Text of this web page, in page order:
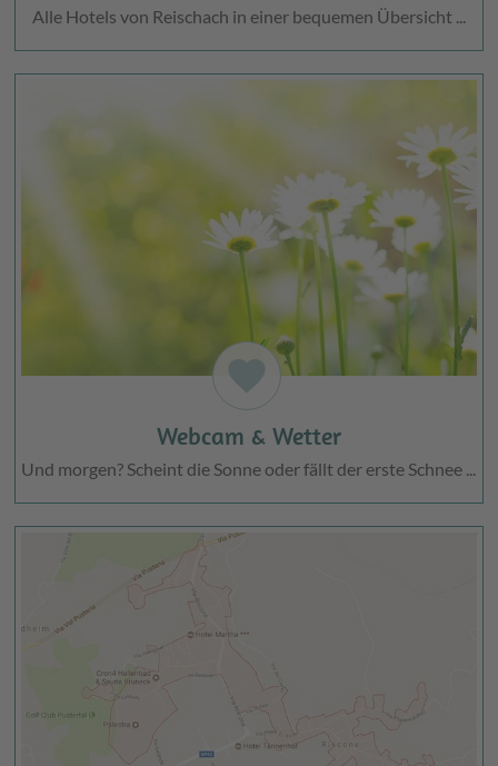
Alle Hotels von Reischach in einer bequemen Übersicht ...
favorite
Webcam & Wetter
Und morgen? Scheint die Sonne oder fällt der erste Schnee ...